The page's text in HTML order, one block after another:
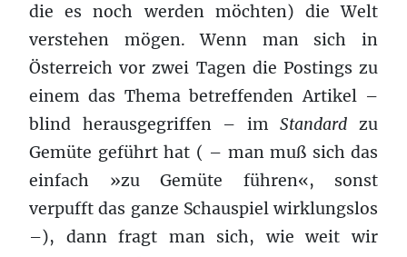
die es noch werden möchten) die Welt
verstehen mögen. Wenn man sich in
Österreich vor zwei Tagen die Postings zu
einem das Thema betreffenden Artikel –
blind herausgegriffen – imStandard zu
Gemüte geführt hat ( – man muß sich das
einfach »zu Gemüte führen«, sonst
verpufft das ganze Schauspiel wirklungslos
–), dann fragt man sich, wie weit wir